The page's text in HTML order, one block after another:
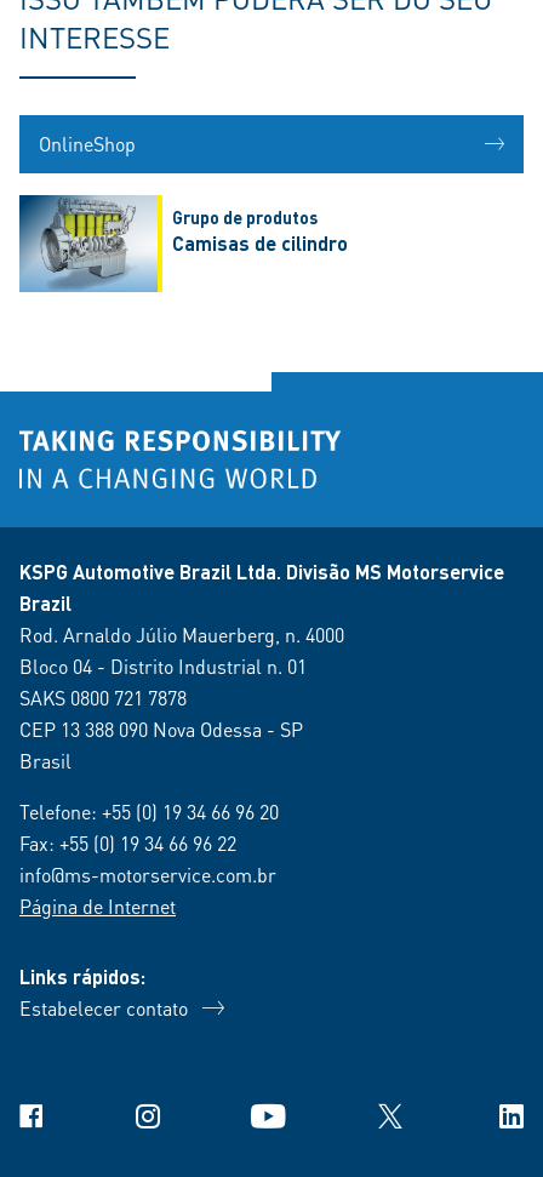
INTERESSE
OnlineShop
Grupo de produtos
Camisas de cilindro
KSPG Automotive Brazil Ltda. Divisão MS Motorservice
Brazil
Rod. Arnaldo Júlio Mauerberg, n. 4000
Bloco 04 - Distrito Industrial n. 01
SAKS 0800 721 7878
CEP 13 388 090 Nova Odessa - SP
Brasil
Telefone: +55 (0) 19 34 66 96 20
Fax: +55 (0) 19 34 66 96 22
info@ms-motorservice.com.br
Página de Internet
Links rápidos:
Estabelecer contato
Facebook Instagram YouTube X